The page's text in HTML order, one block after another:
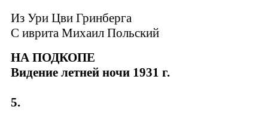
Из Ури Цви Гринберга
C иврита Михаил Польский
НА ПОДКОПЕ
Видение летней ночи 1931 г.
5.